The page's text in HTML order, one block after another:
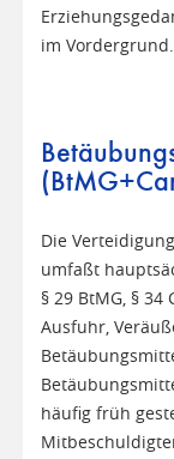
im Vordergrund.
Die
umfaßt
§ 29 BtMG, § 34
Ausfuhr,
häufig früh